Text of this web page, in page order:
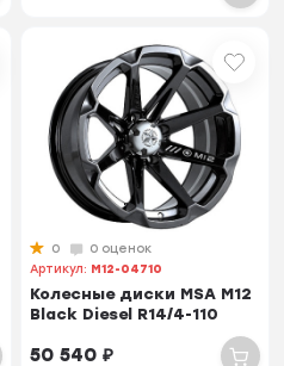
0
0 оценок
Артикул: M12-04710
Колесные диски MSA M12
Black Diesel R14/4-110
50 540₽